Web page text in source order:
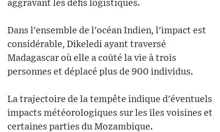
aggravant les défis logistiques.
Dans l'ensemble de l'océan Indien, l'impact est
considérable, Dikeledi ayant traversé
Madagascar où elle a coûté la vie à trois
personnes et déplacé plus de 900 individus.
La trajectoire de la tempête indique d'éventuels
impacts météorologiques sur les îles voisines et
certaines parties du Mozambique.